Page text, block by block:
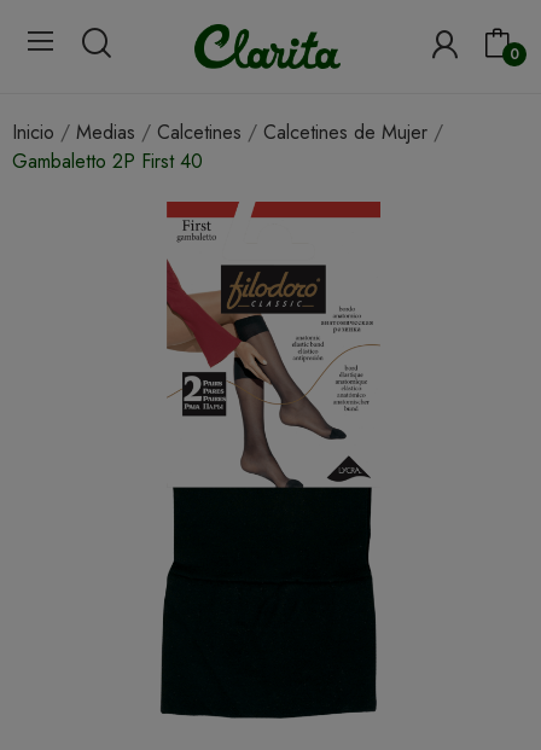
0
Inicio Medias Calcetines
Calcetines de Mujer
Gambaletto 2P First 40